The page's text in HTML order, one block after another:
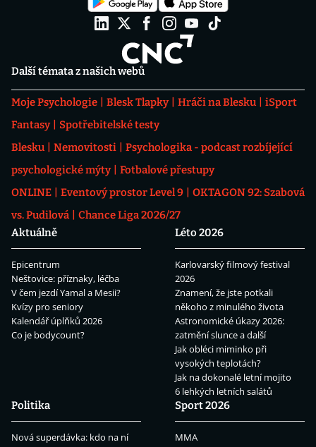
Další témata z našich webů
Moje Psychologie Blesk Tlapky Hráči na Blesku
iSport
Fantasy
Spotřebitelské testy
Blesku
Nemovitosti
Psychologika - podcast rozbíjející
psychologické mýty
Fotbalové přestupy
ONLINE
Eventový prostor Level 9
OKTAGON 92: Szabová
vs. Pudilová
Chance Liga 2026/27
Aktuálně
Epicentrum
Neštovice: příznaky, léčba
V čem jezdí Yamal a Mesii?
Kvízy pro seniory
Kalendář úplňků 2026
Co je bodycount?
Léto 2026
Karlovarský filmový festival
2026
Znamení, že jste potkali
někoho z minulého života
Astronomické úkazy 2026:
zatmění slunce a další
Jak obléci miminko při
vysokých teplotách?
Jak na dokonalé letní mojito
6 lehkých letních salátů
Politika
Nová superdávka: kdo na ní
Sport 2026
MMA